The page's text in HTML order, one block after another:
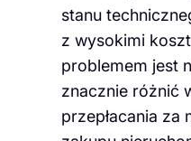
stanu
z wysokimi
problemem jest
znacznie różnić
przepłacania